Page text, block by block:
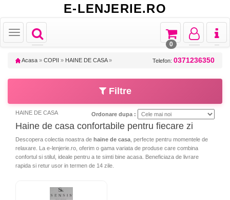
E-LENJERIE.RO
Toggle
navigation
Toggle
Toggle
navigation
Toggle
navigation
Toggle
navigation
0
Acasa » COPII » HAINE DE CASA » Telefon: 0371236350
Filtre
HAINE DE CASA Ordonare dupa :
Haine de casa confortabile pentru fiecare zi
Descopera colectia noastra de haine de casa , perfecte pentru momentele de
relaxare. La e-lenjerie.ro, oferim o gama variata de produse care combina
confortul si stilul, ideale pentru a te simti bine acasa. Beneficiaza de livrare
rapida si retur usor in termen de 14 zile.